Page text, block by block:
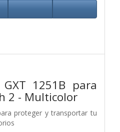
1251B para
2 - Multicolor
proteger y transportar tu